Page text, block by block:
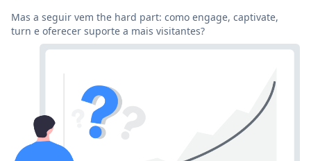
Mas a seguir vem the hard part: como engage, captivate,
turn e oferecer suporte a mais visitantes?